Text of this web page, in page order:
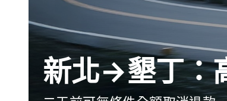
新北→墾丁：